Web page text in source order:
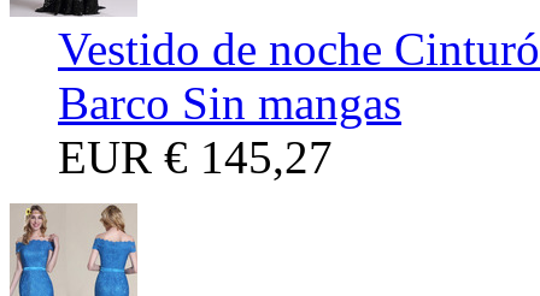
Vestido de noche
Barco Sin mangas
EUR € 145,27